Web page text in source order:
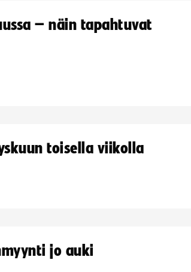
– näin tapahtuvat
toisella viikolla
jo auki